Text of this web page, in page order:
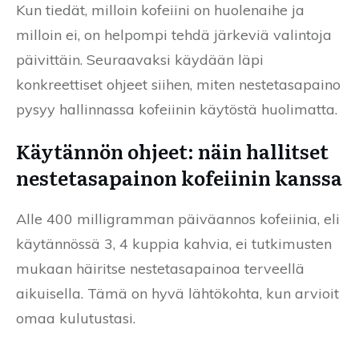
Kun tiedät, milloin kofeiini on huolenaihe ja
milloin ei, on helpompi tehdä järkeviä valintoja
päivittäin. Seuraavaksi käydään läpi
konkreettiset ohjeet siihen, miten nestetasapaino
pysyy hallinnassa kofeiinin käytöstä huolimatta.
Käytännön ohjeet: näin hallitset
nestetasapainon kofeiinin kanssa
Alle 400 milligramman päiväannos kofeiinia, eli
käytännössä 3, 4 kuppia kahvia, ei tutkimusten
mukaan häiritse nestetasapainoa terveellä
aikuisella. Tämä on hyvä lähtökohta, kun arvioit
omaa kulutustasi.